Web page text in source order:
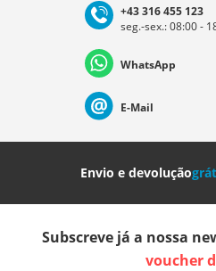
Deutschland
Nederland Italia
Slovenija
+43 316 455 123
seg.-sex.: 08:00 -
WhatsApp
E-Mail
Envio e devolução
Subscreve já a nossa
voucher